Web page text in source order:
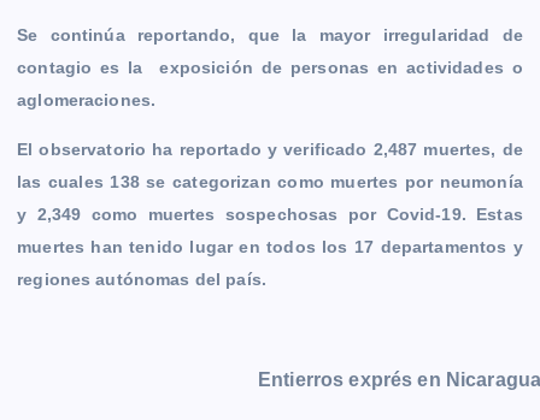
Se continúa reportando, que la mayor irregularidad de
contagio es la exposición de personas en actividades o
aglomeraciones.
El observatorio ha reportado y verificado 2,487 muertes, de
las cuales 138 se categorizan como muertes por neumonía
y 2,349 como muertes sospechosas por Covid-19. Estas
muertes han tenido lugar en todos los 17 departamentos y
regiones autónomas del país.
Entierros exprés en